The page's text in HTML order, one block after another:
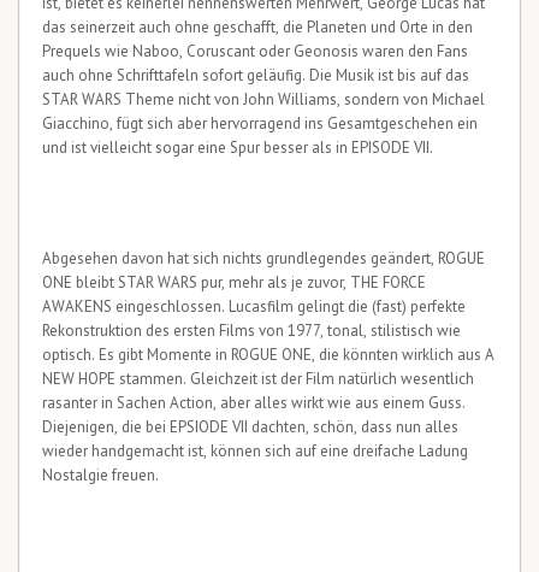
das seinerzeit auch ohne geschafft, die Planeten und Orte in den
Prequels wie Naboo, Coruscant oder Geonosis waren den Fans
auch ohne Schrifttafeln sofort geläufig. Die Musik ist bis auf das
STAR WARS Theme nicht von John Williams, sondern von Michael
Giacchino, fügt sich aber hervorragend ins Gesamtgeschehen ein
und ist vielleicht sogar eine Spur besser als in EPISODE VII.
Abgesehen davon hat sich nichts grundlegendes geändert, ROGUE
ONE bleibt STAR WARS pur, mehr als je zuvor, THE FORCE
AWAKENS eingeschlossen. Lucasfilm gelingt die (fast) perfekte
Rekonstruktion des ersten Films von 1977, tonal, stilistisch wie
optisch. Es gibt Momente in ROGUE ONE, die könnten wirklich aus A
NEW HOPE stammen. Gleichzeit ist der Film natürlich wesentlich
rasanter in Sachen Action, aber alles wirkt wie aus einem Guss.
Diejenigen, die bei EPSIODE VII dachten, schön, dass nun alles
wieder handgemacht ist, können sich auf eine dreifache Ladung
Nostalgie freuen.